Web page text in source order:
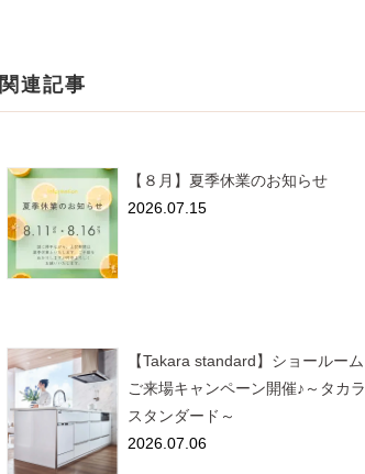
関連記事
【８月】夏季休業のお知らせ
2026.07.15
【Takara standard】ショールーム
ご来場キャンペーン開催♪～タカラ
スタンダード～
2026.07.06